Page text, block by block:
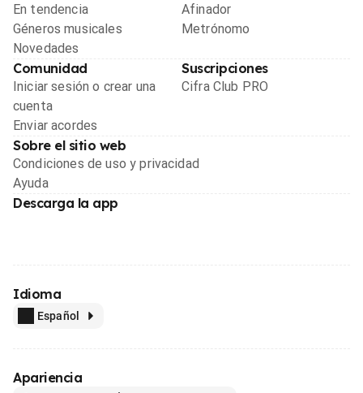
En tendencia
Géneros musicales
Novedades
Afinador
Metrónomo
Comunidad
Iniciar sesión o crear una
cuenta
Enviar acordes
Suscripciones
Cifra Club PRO
Sobre el sitio web
Condiciones de uso y privacidad
Ayuda
Descarga la app
Idioma
Español
Apariencia